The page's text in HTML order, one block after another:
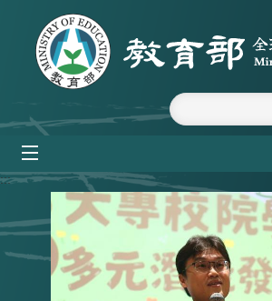
跳到主要內容區塊
:::